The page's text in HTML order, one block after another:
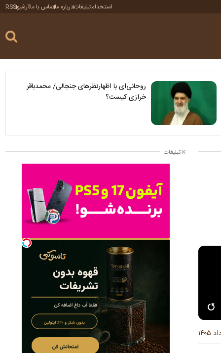
استخدامتبلیغاتدرباره ماتماس با ماآرشیوRSS
روحانی‌ای با اظهارنظرهای جنجالی/ محمدباقر
خرازی کیست؟
تبلیغات